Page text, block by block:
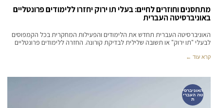
מתחסנים וחוזרים לחיים: בעלי תו ירוק יחזרו ללימודים פרונטליים
באוניברסיטה העברית
האוניברסיטה העברית תחדש את הלימודים והפעילות המחקרית בכל הקמפוסים
לבעלי "תו ירוק" או תשובה שלילית לבדיקת קורונה. החזרה ללימודים פרונטליים
קרא עוד ←
האוניברסי
טה העברי
ת